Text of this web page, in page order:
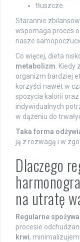
tłuszcze.
Starannie
wspomaga proces
nasze
Co więcej, dieta
metabolizm .
organizm bardziej
korzyści nawet w
spożycia kalorii
indywidualnych
w dążeniu do
Taka forma
ją z rozwagą i w
Dlaczego
na utratę
Regularne
procesie
krwi,